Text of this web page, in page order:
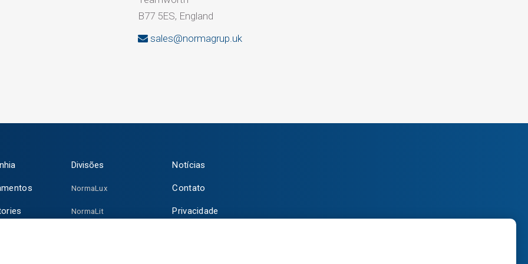
B77 5ES, England
sales@normagrup.uk
Divisões
NormaLux
NormaLit
Notícias
Contato
Privacidade